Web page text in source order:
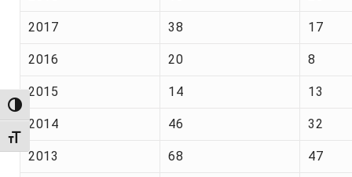
Alternar alto contraste
Alternar tamanho da fonte
2017 38 17
2016 20 8
2015 14 13
2014 46 32
2013 68 47